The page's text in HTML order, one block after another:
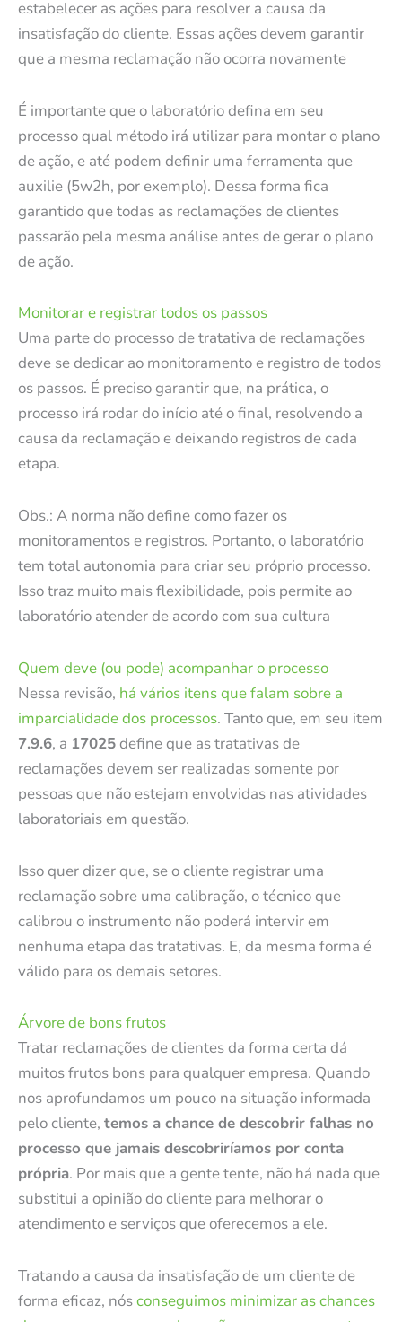
estabelecer as ações para resolver a causa da
insatisfação do cliente. Essas ações devem garantir
que a mesma reclamação não ocorra novamente
É importante que o laboratório defina em seu
processo qual método irá utilizar para montar o plano
de ação, e até podem definir uma ferramenta que
auxilie (5w2h, por exemplo). Dessa forma fica
garantido que todas as reclamações de clientes
passarão pela mesma análise antes de gerar o plano
de ação.
Monitorar e registrar todos os passos
Uma parte do processo de tratativa de reclamações
deve se dedicar ao monitoramento e registro de todos
os passos. É preciso garantir que, na prática, o
processo irá rodar do início até o final, resolvendo a
causa da reclamação e deixando registros de cada
etapa.
Obs.: A norma não define como fazer os
monitoramentos e registros. Portanto, o laboratório
tem total autonomia para criar seu próprio processo.
Isso traz muito mais flexibilidade, pois permite ao
laboratório atender de acordo com sua cultura
Quem deve (ou pode) acompanhar o processo
Nessa revisão, há vários itens que falam sobre a
imparcialidade dos processos. Tanto que, em seu item
7.9.6, a 17025 define que as tratativas de
reclamações devem ser realizadas somente por
pessoas que não estejam envolvidas nas atividades
laboratoriais em questão.
Isso quer dizer que, se o cliente registrar uma
reclamação sobre uma calibração, o técnico que
calibrou o instrumento não poderá intervir em
nenhuma etapa das tratativas. E, da mesma forma é
válido para os demais setores.
Árvore de bons frutos
Tratar reclamações de clientes da forma certa dá
muitos frutos bons para qualquer empresa. Quando
nos aprofundamos um pouco na situação informada
pelo cliente, temos a chance de descobrir falhas no
processo que jamais descobriríamos por conta
própria. Por mais que a gente tente, não há nada que
substitui a opinião do cliente para melhorar o
atendimento e serviços que oferecemos a ele.
Tratando a causa da insatisfação de um cliente de
forma eficaz, nósconseguimos minimizar as chances